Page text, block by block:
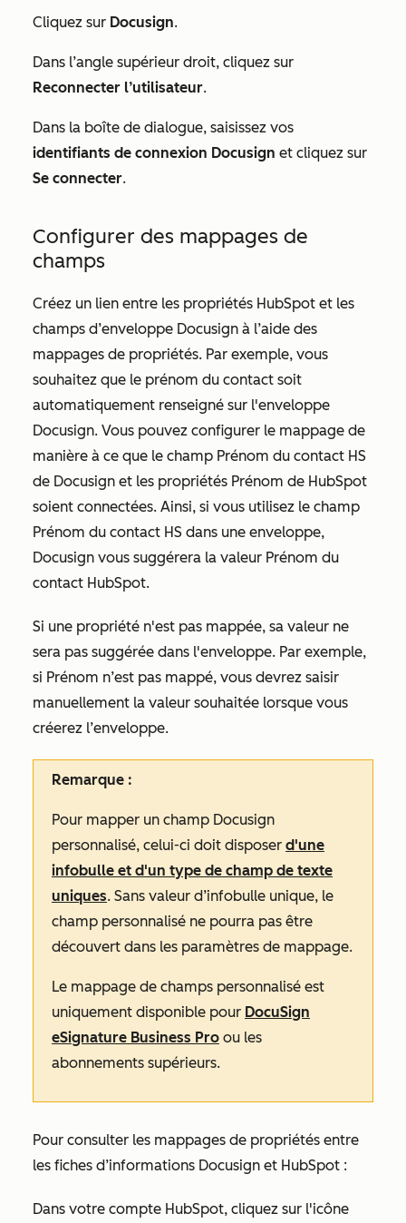
Cliquez sur Docusign.
Dans l’angle supérieur droit, cliquez sur
Reconnecter l’utilisateur.
Dans la boîte de dialogue, saisissez vos
identifiants de connexion Docusign et cliquez sur
Se connecter.
Configurer des mappages de
champs
Créez un lien entre les propriétés HubSpot et les
champs d’enveloppe Docusign à l’aide des
mappages de propriétés. Par exemple, vous
souhaitez que le prénom du contact soit
automatiquement renseigné sur l'enveloppe
Docusign. Vous pouvez configurer le mappage de
manière à ce que le champ Prénom du contact HS
de Docusign et les propriétés Prénom de HubSpot
soient connectées. Ainsi, si vous utilisez le champ
Prénom du contact HS dans une enveloppe,
Docusign vous suggérera la valeur Prénom du
contact HubSpot.
Si une propriété n'est pas mappée, sa valeur ne
sera pas suggérée dans l'enveloppe. Par exemple,
si Prénom n’est pas mappé, vous devrez saisir
manuellement la valeur souhaitée lorsque vous
créerez l’enveloppe.
Remarque :
Pour mapper un champ Docusign
personnalisé, celui-ci doit disposer d'une
infobulle et d'un type de champ de texte
uniques. Sans valeur d’infobulle unique, le
champ personnalisé ne pourra pas être
découvert dans les paramètres de mappage.
Le mappage de champs personnalisé est
uniquement disponible pour DocuSign
eSignature Business Pro ou les
abonnements supérieurs.
Pour consulter les mappages de propriétés entre
les fiches d’informations Docusign et HubSpot :
Dans votre compte HubSpot, cliquez sur l'icône